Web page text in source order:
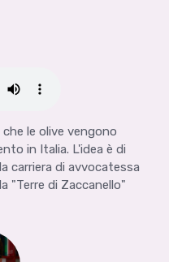
le olive vengono
in Italia. L'idea è di
carriera di avvocatessa
"Terre di Zaccanello"